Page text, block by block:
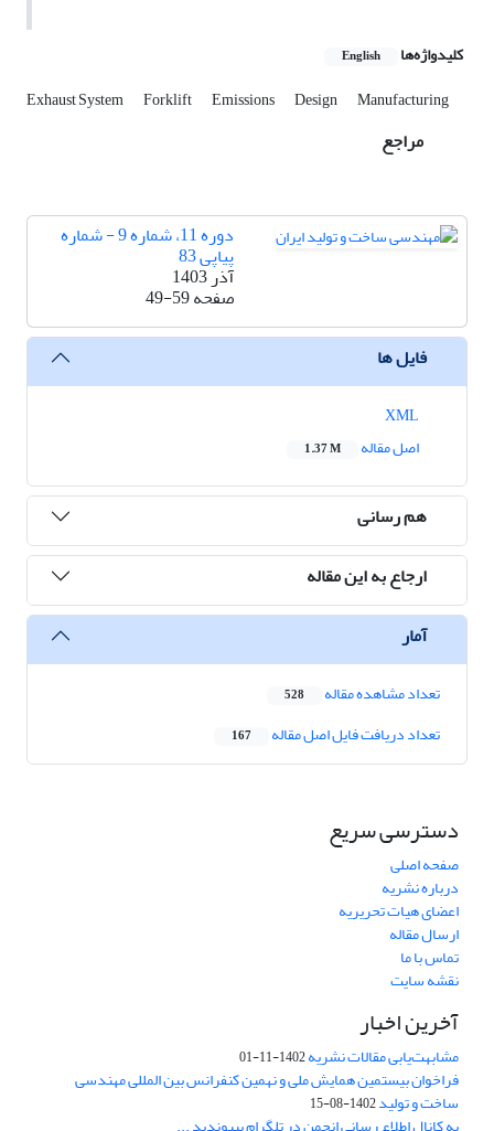
کلیدواژه‌ها English
Exhaust System Forklift Emissions Design Manufacturing
مراجع
دوره 11، شماره 9 - شماره
پیاپی 83
آذر 1403
صفحه49-59
فایل ها
اصل مقاله
1.37 M
هم رسانی
ارجاع به این مقاله
آمار
تعداد مشاهده مقاله 528
تعداد دریافت فایل اصل مقاله 167
دسترسی سریع
صفحه اصلی
درباره نشریه
اعضای هیات تحریریه
ارسال مقاله
تماس با ما
نقشه سایت
آخرین اخبار
مشابهت‌یابی مقالات نشریه1402-11-01
فراخوان بیستمین همایش ملی و نهمین کنفرانس بین المللی مهندسی
ساخت و تولید1402-08-15